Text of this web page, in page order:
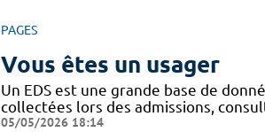
PAGES
Vous êtes un usager
Un EDS est une grande base de
collectées lors des admissions,
05/05/2026 18:14